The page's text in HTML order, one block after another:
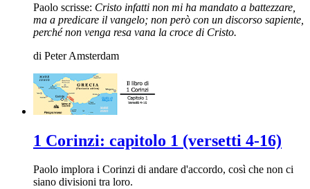
Paolo scrisse: Cristo infatti non mi ha mandato a battezzare,
ma a predicare il vangelo; non però con un discorso sapiente,
perché non venga resa vana la croce di Cristo.
di Peter Amsterdam
1 Corinzi: capitolo 1 (versetti 4-16)
Paolo implora i Corinzi di andare d'accordo, così che non ci
siano divisioni tra loro.